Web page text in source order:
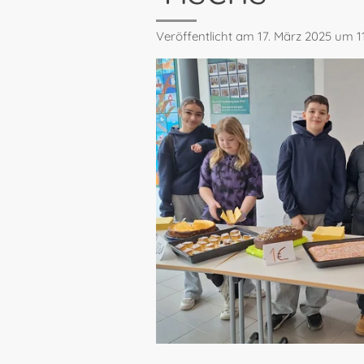
Veröffentlicht am 17. März 2025 um